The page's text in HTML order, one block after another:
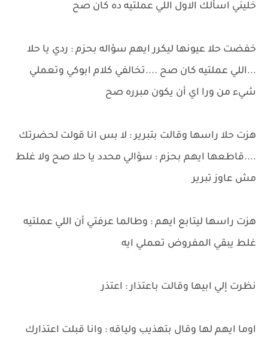
خليني اسألك الاول اللي عملتيه ده كان صح
خفضت حلا عيونها ليكرر ايهم سؤاله بحزم : ردي يا حلا
...اللي عملتيه كان صح ....تخالفي كلام ابوكي وتعملي
شيء من ورا اي أن يكون مبرره صح
هزت حلا راسها وقالت بتبرير : لا بس انا قولت لحضرتك
....قاطعها ايهم بحزم : سؤالي محدد يا حلا صح ولا غلط
مش عاوز تبرير
هزت راسها ليتابع ايهم : وطالما عرفتي أن اللي عملتيه
غلط يبقي المفروض تعملي ايه
نظرت إلي ابيها وقالت باعتذار : اعتذر
اوما ايهم لها وقال بتهذيب ولياقه : وانا قبلت اعتذارك